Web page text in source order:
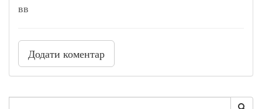
вв
Додати коментар